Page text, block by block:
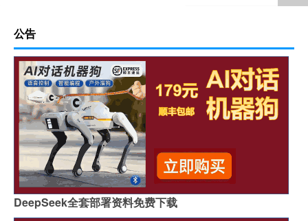
公告
DeepSeek全套部署资料免费下载